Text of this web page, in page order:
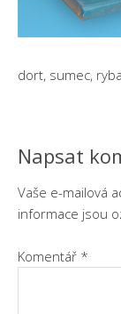
dort, sumec, ryba
Napsat
Vaše e-mailová
informace jsou
Komentář *